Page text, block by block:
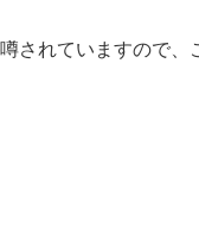
されていますので、